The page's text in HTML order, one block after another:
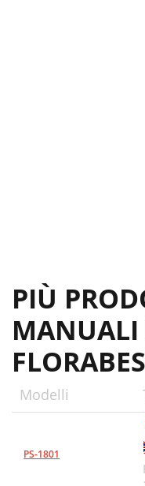
PIÙ
MANUALI
Modelli
PS-1801